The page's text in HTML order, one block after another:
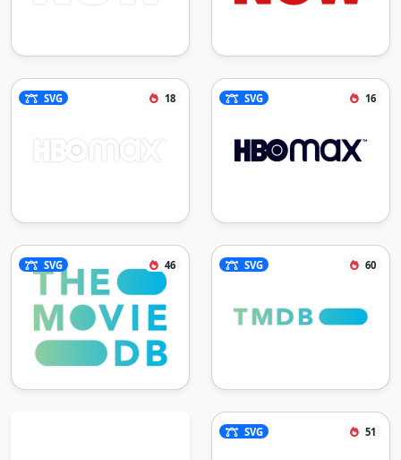
SVG 18 SVG 16
SVG 46 SVG 60
SVG 51